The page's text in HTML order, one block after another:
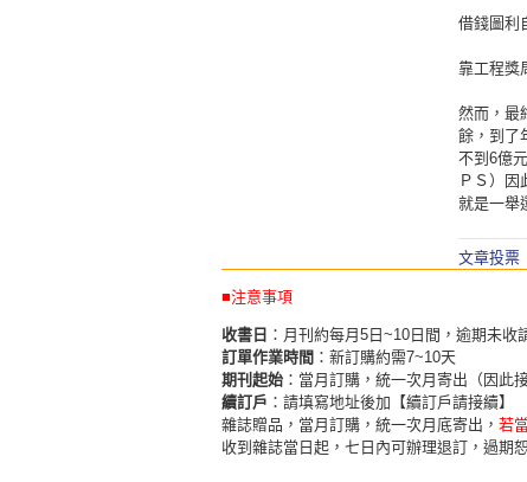
借錢圖利
靠工程獎
然而，最
餘，到了
不到6億
ＰＳ）
就是一舉
文章投票
■注意事項
收書日 ：月刊約每月5日~10日間，逾期未
訂單作業時間 ：新訂購約需7~10天
期刊起始 ：當月訂購，統一次月寄出（因此
續訂戶 ：請填寫地址後加【續訂戶請接續】
雜誌贈品，當月訂購，統一次月底寄出， 若
收到雜誌當日起，七日內可辦理退訂，過期